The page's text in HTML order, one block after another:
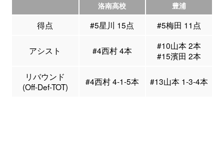
洛南高校 豊浦
得点 #5星川 15点 #5梅田 11点
アシスト #4西村 4本
#10山本 2本
#15濱田 2本
リバウンド
(Off-Def-TOT)
#4西村 4-1-5本 #13山本 1-3-4本